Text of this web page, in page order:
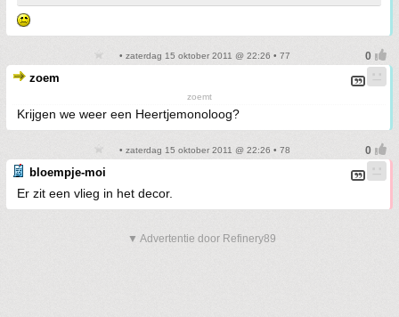
• zaterdag 15 oktober 2011 @ 22:26 • 77
zoem
zoemt
Krijgen we weer een Heertjemonoloog?
• zaterdag 15 oktober 2011 @ 22:26 • 78
bloempje-moi
Er zit een vlieg in het decor.
▼ Advertentie door Refinery89